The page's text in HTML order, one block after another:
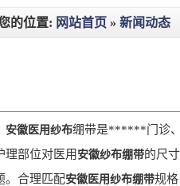
的位置: 网站首页 » 新闻动态
安徽医用纱布绷带是******门诊、
理部位对医用 安徽纱布绷带的尺
。合理匹配安徽医用纱布绷带规